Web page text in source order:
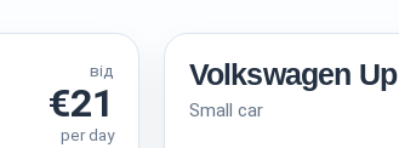
від
€21
per day
Volkswagen Up
Small car